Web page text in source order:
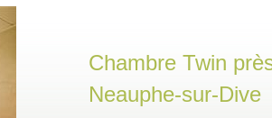
Chambre Twin
Neauphe-sur-Dive